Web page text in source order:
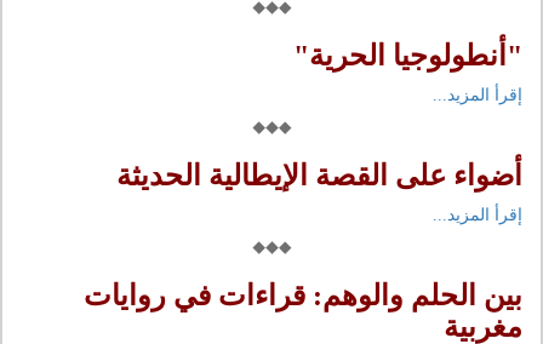
"أنطولوجيا الحرية"
إقرأ المزيد...
أضواء على القصة الإيطالية الحديثة
إقرأ المزيد...
بين الحلم والوهم: قراءات في روايات
مغربية